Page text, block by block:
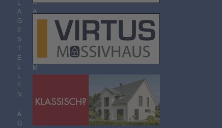
L
A
G
E
S
T
E
L
L
E
N
A
G
M
A
M
B